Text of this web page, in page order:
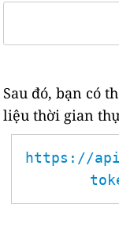
Sau đó, bạn có
liệu thời gian
https://